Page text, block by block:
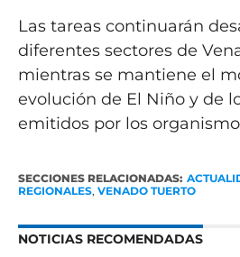
Las tareas continuarán
diferentes sectores de
mientras se mantiene el
evolución de El Niño y de
emitidos por los
SECCIONES RELACIONADAS:
REGIONALES, VENADO TUERTO
NOTICIAS RECOMENDADAS